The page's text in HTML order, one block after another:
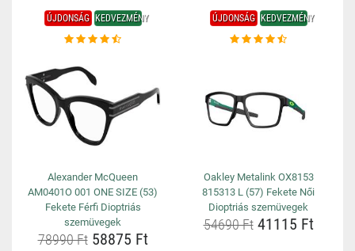
ÚJDONSÁG KEDVEZMÉNY
Alexander McQueen
AM0401O 001 ONE SIZE (53)
Fekete Férfi Dioptriás
szemüvegek
78990 Ft58875 Ft
ÚJDONSÁG KEDVEZMÉNY
Oakley Metalink OX8153
815313 L (57) Fekete Női
Dioptriás szemüvegek
54690 Ft41115 Ft